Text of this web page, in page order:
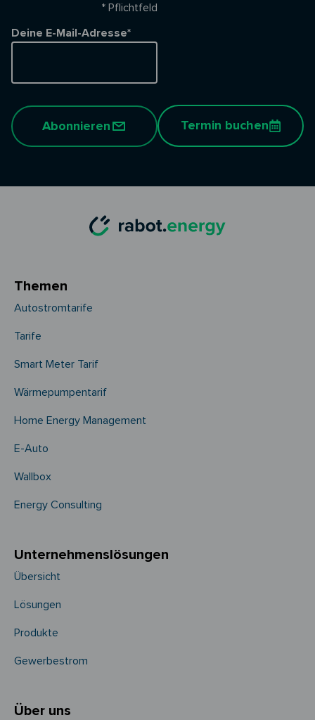
* Pflichtfeld
Deine E-Mail-Adresse*
Abonnieren Termin buchen
Themen
Autostromtarife
Tarife
Smart Meter Tarif
Wärmepumpentarif
Home Energy Management
E-Auto
Wallbox
Energy Consulting
Unternehmens­­lösungen
Übersicht
Lösungen
Produkte
Gewerbestrom
Über uns